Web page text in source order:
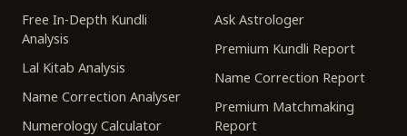
Free In-Depth Kundli
Analysis
Lal Kitab Analysis
Name Correction Analyser
Numerology Calculator
Ask Astrologer
Premium Kundli Report
Name Correction Report
Premium Matchmaking
Report